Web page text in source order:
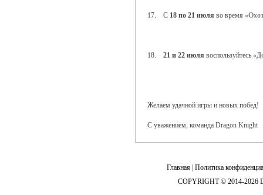
17. С 18 по 21 июля во время
18. 21 и 22 июля воспользуйтесь
Желаем удачной игры и новых побед!
С уважением, команда Dragon Knight
Главная Политика
COPYRIGHT © 2014-2026